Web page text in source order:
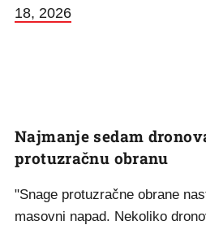
18, 2026
Najmanje sedam
protuzračnu obranu
"Snage protuzračne obrane
masovni napad. Nekoliko